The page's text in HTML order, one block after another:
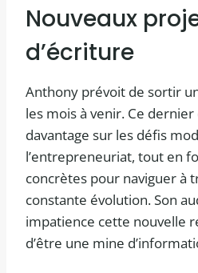
Nouveaux
d’écriture
Anthony prévoit de sortir
les mois à venir. Ce
davantage sur les défis
l’entrepreneuriat, tout en
concrètes pour naviguer à
constante évolution. Son
impatience cette nouvelle
d’être une mine